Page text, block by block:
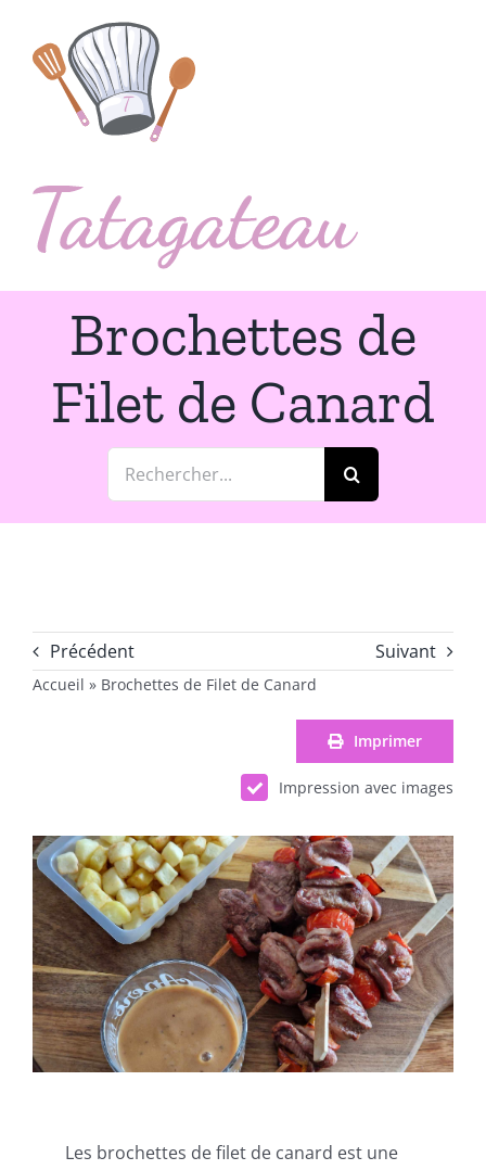
contenu
Brochettes de
Filet de Canard
Rechercher:
Précédent Suivant
Accueil » Brochettes de Filet de Canard
Imprimer
Impression avec images
Les brochettes de filet de canard est une